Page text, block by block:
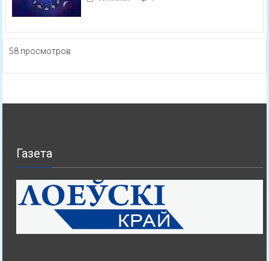
58 просмотров
Газета